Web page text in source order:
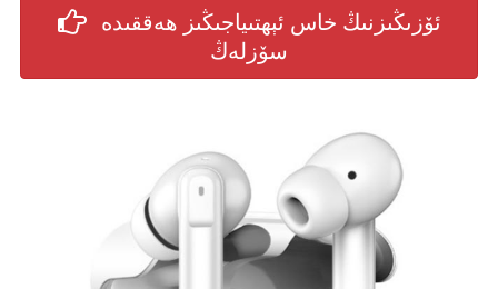
ئۆزىڭىزنىڭ خاس ئېھتىياجىڭىز ھەققىدە
سۆزلەڭ